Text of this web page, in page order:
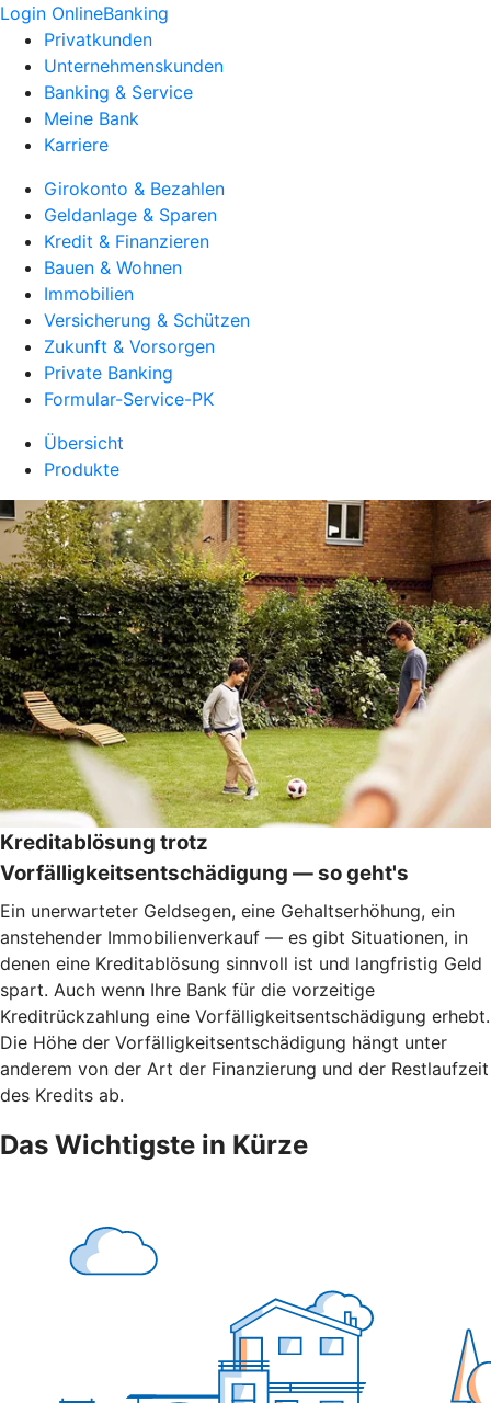
Login OnlineBanking
Privatkunden
Unternehmenskunden
Banking & Service
Meine Bank
Karriere
Girokonto & Bezahlen
Geldanlage & Sparen
Kredit & Finanzieren
Bauen & Wohnen
Immobilien
Versicherung & Schützen
Zukunft & Vorsorgen
Private Banking
Formular-Service-PK
Übersicht
Produkte
Kreditablösung trotz
Vorfälligkeitsentschädigung — so geht's
Ein unerwarteter Geldsegen, eine Gehaltserhöhung, ein
anstehender Immobilienverkauf — es gibt Situationen, in
denen eine Kreditablösung sinnvoll ist und langfristig Geld
spart. Auch wenn Ihre Bank für die vorzeitige
Kreditrückzahlung eine Vorfälligkeitsentschädigung erhebt.
Die Höhe der Vorfälligkeitsentschädigung hängt unter
anderem von der Art der Finanzierung und der Restlaufzeit
des Kredits ab.
Das Wichtigste in Kürze